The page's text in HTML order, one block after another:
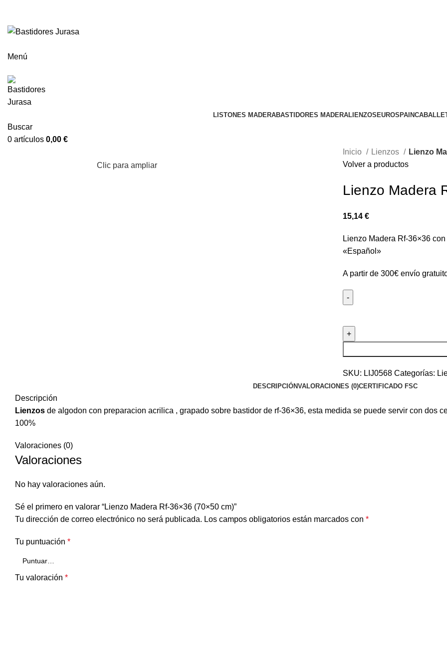
Menú
LISTONES MADERABASTIDORES MADERALIENZOS EUROSPAIN
Buscar
0 artículos 0,00 €
Clic para ampliar
Inicio Lienzos
Lienzo
Volver a productos
Lienzo Madera
15,14 €
Lienzo Madera Rf-36×36
«Español»
A partir de 300€ envío
SKU: LIJ0568 Categorías:
DESCRIPCIÓNVALORACIONES (0)CERTIFICADO FSC
Descripción
Lienzos de algodon con preparacion acrilica , grapado sobre bastidor de rf-36×36, esta medida se puede servir con dos
100%
Valoraciones (0)
Valoraciones
No hay valoraciones aún.
Sé el primero en valorar “Lienzo Madera Rf-36×36 (70×50 cm)”
Tu dirección de correo electrónico no será publicada. Los campos obligatorios están marcados con *
Tu puntuación *
Tu valoración *